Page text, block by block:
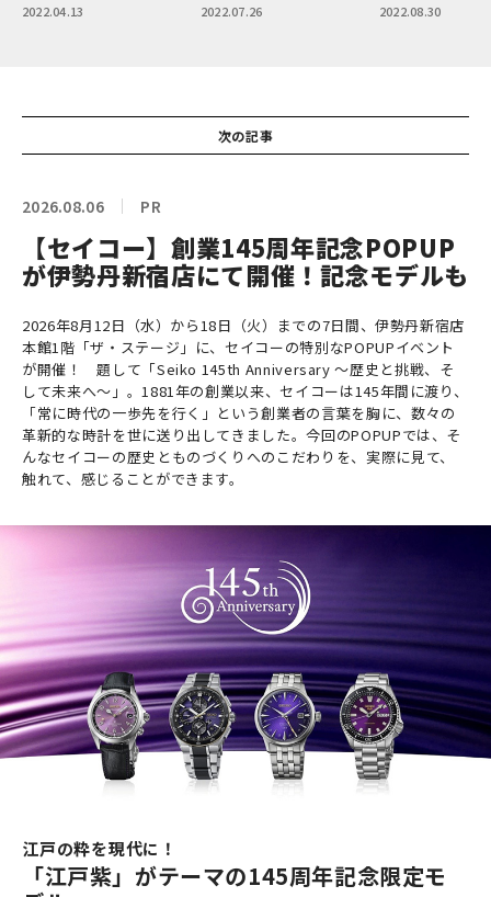
2022.07.26 2022.08.30
次の記事
2026.08.06 PR
【セイコー】創業145周年記念POPUP
が伊勢丹新宿店にて開催！記念モデルも
2026年8月12日（水）から18日（火）までの7日間、伊勢丹新宿店
本館1階「ザ・ステージ」に、セイコーの特別なPOPUPイベント
が開催！ 題して「Seiko 145th Anniversary ～歴史と挑戦、そ
して未来へ～」。1881年の創業以来、セイコーは145年間に渡り、
「常に時代の一歩先を行く」という創業者の言葉を胸に、数々の
革新的な時計を世に送り出してきました。今回のPOPUPでは、そ
んなセイコーの歴史とものづくりへのこだわりを、実際に見て、
触れて、感じることができます。
江戸の粋を現代に！
「江戸紫」がテーマの145周年記念限定モ